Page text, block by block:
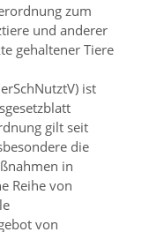
zum
und anderer
gehaltener Tiere
ist
gilt seit
die
in
Reihe von
von